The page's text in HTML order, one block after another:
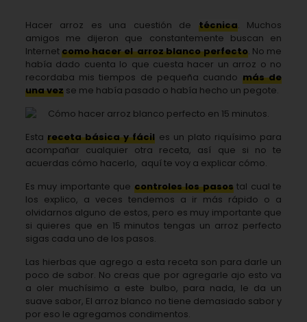
Hacer arroz es una cuestión de técnica. Muchos
amigos me dijeron que constantemente buscan en
Internetcomo hacer el arroz blanco perfecto. No me
había dado cuenta lo que cuesta hacer un arroz o no
recordaba mis tiempos de pequeña cuando más de
una vezse me había pasado o había hecho un pegote.
Esta receta básica y fácil es un plato riquísimo para
acompañar cualquier otra receta, así que si no te
acuerdas cómo hacerlo, aquí te voy a explicar cómo.
Es muy importante que controles los pasostal cual te
los explico, a veces tendemos a ir más rápido o a
olvidarnos alguno de estos, pero es muy importante que
si quieres que en 15 minutos tengas un arroz perfecto
sigas cada uno de los pasos.
Las hierbas que agrego a esta receta son para darle un
poco de sabor. No creas que por agregarle ajo esto va
a oler muchísimo a este bulbo, para nada, le da un
suave sabor, El arroz blanco no tiene demasiado sabor y
por eso le agregamos condimentos.